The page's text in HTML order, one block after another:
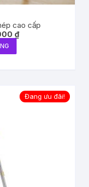
cao cấp
₫
Đang ưu đãi!